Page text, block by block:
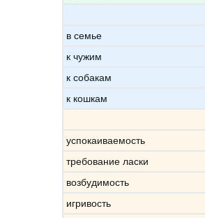
в семье
к чужим
к собакам
к кошкам
успокаиваемость
требование ласки
возбудимость
игривость